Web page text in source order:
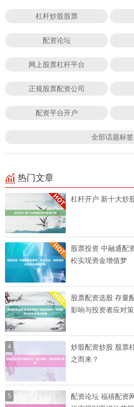
杠杆炒股股票
配资论坛
网上股票杠杆平台
正规股票配资公司
配资平台开户
全部话题标签
热门文章
杠杆开户 新十大炒
股票投资 中融通配资服务：专业灵活，助您轻
松实现资金增值梦
股票配资选股 存量
影响与投资者应对策
4
炒股配资炒股 股票
之而来？
5
配资论坛 福禧配资